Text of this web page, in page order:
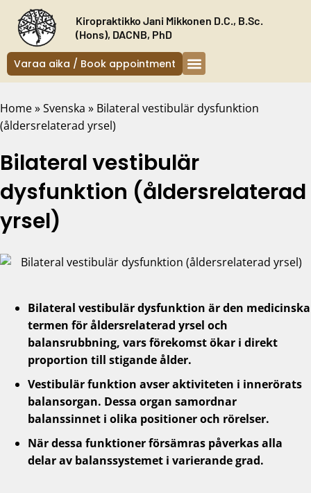
sisältöön
Kiropraktikko Jani Mikkonen D.C., B.Sc.
(Hons), DACNB, PhD
Varaa aika / Book appointment
Home»Svenska » Bilateral vestibulär dysfunktion
(åldersrelaterad yrsel)
Bilateral vestibulär
dysfunktion (åldersrelaterad
yrsel)
Bilateral vestibulär dysfunktion är den medicinska
termen för åldersrelaterad yrsel och
balansrubbning, vars förekomst ökar i direkt
proportion till stigande ålder.
Vestibulär funktion avser aktiviteten i innerörats
balansorgan. Dessa organ samordnar
balanssinnet i olika positioner och rörelser.
När dessa funktioner försämras påverkas alla
delar av balanssystemet i varierande grad.